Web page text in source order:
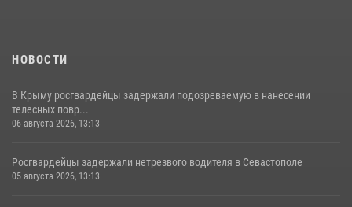
НОВОСТИ
В Крыму росгвардейцы задержали подозреваемую в нанесении
телесных повр...
06 августа 2026, 13:13
Росгвардейцы задержали нетрезвого водителя в Севастополе
05 августа 2026, 13:13